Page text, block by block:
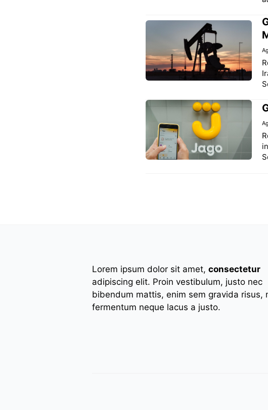
Lorem ipsum dolor sit amet, consectetur
adipiscing elit. Proin vestibulum, justo nec
bibendum mattis, enim sem gravida risus,
fermentum neque lacus a justo.